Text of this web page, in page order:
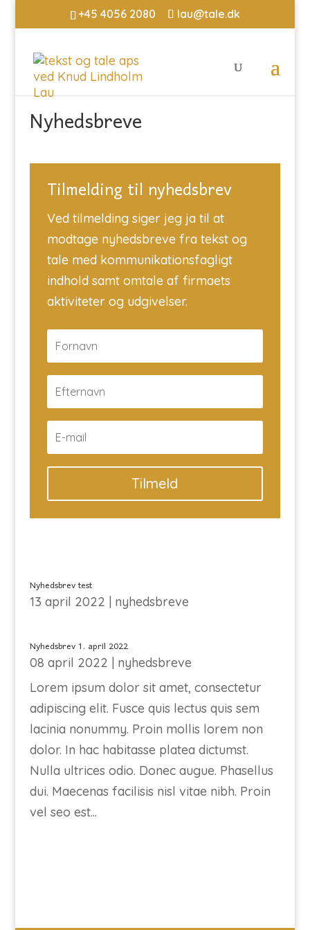
+45 4056 2080 lau@tale.dk
Nyhedsbreve
Tilmelding til nyhedsbrev
Ved tilmelding siger jeg ja til at
modtage nyhedsbreve fra tekst og
tale med kommunikationsfagligt
indhold samt omtale af firmaets
aktiviteter og udgivelser.
Tilmeld
Nyhedsbrev test
13 april 2022 nyhedsbreve
Nyhedsbrev 1. april 2022
08 april 2022
nyhedsbreve
Lorem ipsum dolor sit amet, consectetur
adipiscing elit. Fusce quis lectus quis sem
lacinia nonummy. Proin mollis lorem non
dolor. In hac habitasse platea dictumst.
Nulla ultrices odio. Donec augue. Phasellus
dui. Maecenas facilisis nisl vitae nibh. Proin
vel seo est...